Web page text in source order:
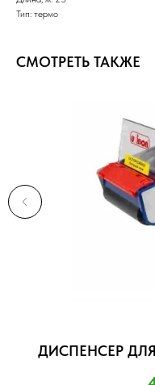
Тип: термо
СМОТРЕТЬ ТАКЖЕ
ДИСПЕНСЕР